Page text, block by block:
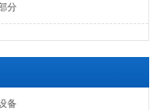
分
备